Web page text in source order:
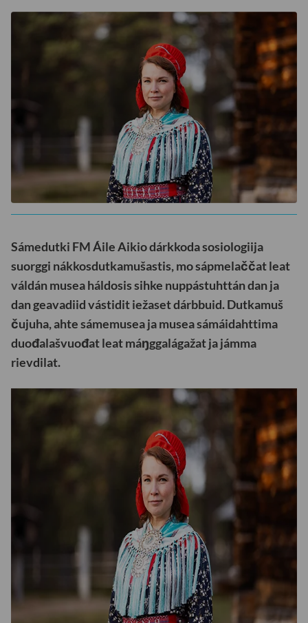
Sámedutki FM Áile Aikio dárkkoda sosiologiija
suorggi nákkosdutkamušastis, mo sápmelaččat leat
váldán musea háldosis sihke nuppástuhttán dan ja
dan geavadiid vástidit iežaset dárbbuid. Dutkamuš
čujuha, ahte sámemusea ja musea sámáidahttima
duođalašvuođat leat máŋggalágažat ja jámma
rievdilat.